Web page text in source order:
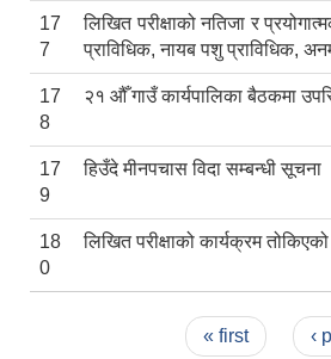
17
7
लिखित परीक्षाको नतिजा र
प्राविधिक, नायब पशु प्राविधिक,
17
8
२१ औँ गाउँ कार्यपालिका बैठकमा
17
9
हिउँदे मीनपचास विदा सम्बन्धी
18
0
लिखित परीक्षाको कार्यक्रम
« first ‹